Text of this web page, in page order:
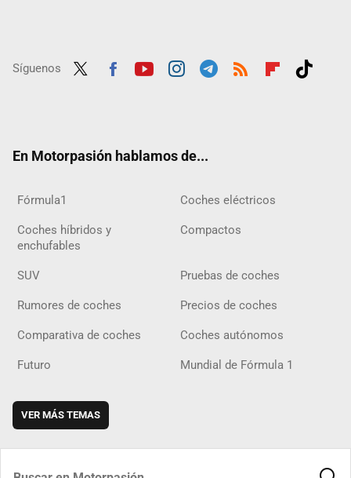
Síguenos
En Motorpasión hablamos de...
Fórmula1 Coches eléctricos
Coches híbridos y
enchufables
Compactos
SUV Pruebas de coches
Rumores de coches Precios de coches
Comparativa de coches Coches autónomos
Futuro Mundial de Fórmula 1
VER MÁS TEMAS